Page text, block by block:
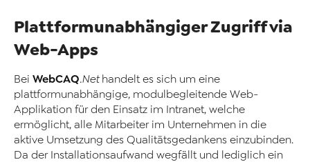
Plattformunabhängiger Zugriff via
Web-Apps
Bei WebCAQ.Nethandelt es sich um eine
plattformunabhängige, modulbegleitende Web-
Applikation für den Einsatz im Intranet, welche
ermöglicht, alle Mitarbeiter im Unternehmen in die
aktive Umsetzung des Qualitätsgedankens einzubinden.
Da der Installationsaufwand wegfällt und lediglich ein